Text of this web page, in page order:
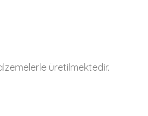
üretilmektedir.